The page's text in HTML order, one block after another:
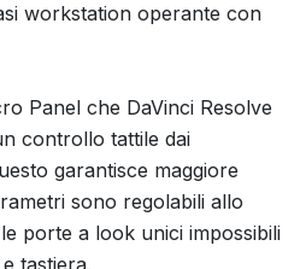
workstation operante con
Panel che DaVinci Resolve
controllo tattile dai
garantisce maggiore
sono regolabili allo
porte a look unici impossibili